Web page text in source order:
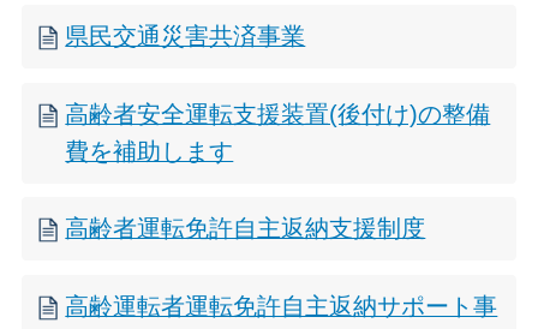
県民交通災害共済事業
高齢者安全運転支援装置(後付け)の整備
費を補助します
高齢者運転免許自主返納支援制度
高齢運転者運転免許自主返納サポート事